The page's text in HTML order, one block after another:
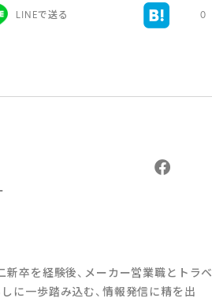
LINEで送る 0
新卒を経験後、メーカー営業職とトラベ
に一歩踏み込む、情報発信に精を出